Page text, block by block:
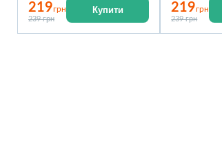
219грн
239 грн
Купити 219грн
239 грн